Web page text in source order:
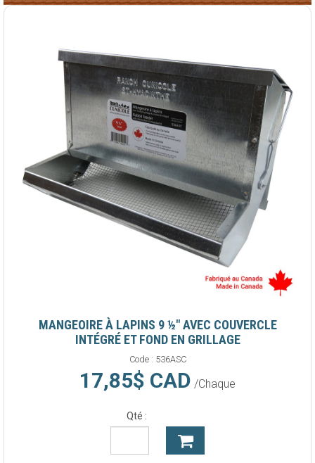
MANGEOIRE À LAPINS 9 ½" AVEC COUVERCLE
INTÉGRÉ ET FOND EN GRILLAGE
Code : 536ASC
17,85$ CAD /Chaque
Qté :